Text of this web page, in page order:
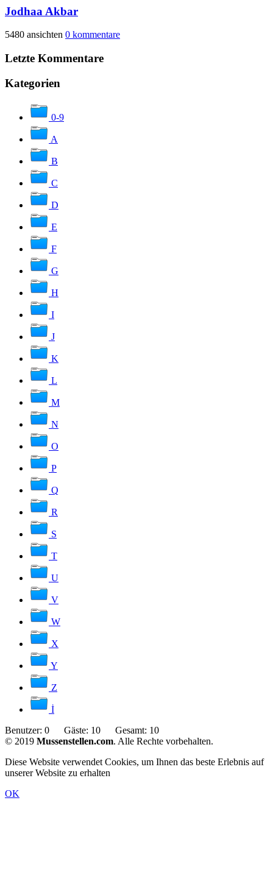
Jodhaa Akbar
5480 ansichten 0 kommentare
Letzte Kommentare
Kategorien
0-9
A
B
C
D
E
F
G
H
I
J
K
L
M
N
O
P
Q
R
S
T
U
V
W
X
Y
Z
İ
Benutzer: 0 Gäste: 10 Gesamt: 10
© 2019 Mussenstellen.com. Alle Rechte vorbehalten.
Diese Website verwendet Cookies, um Ihnen das beste Erlebnis auf
unserer Website zu erhalten
OK